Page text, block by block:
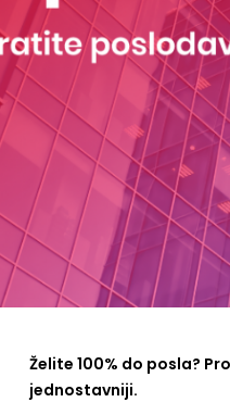
Želite 100% do posla?
jednostavniji.